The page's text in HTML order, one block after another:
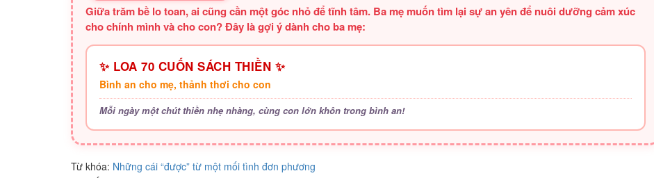
Giữa trăm bề lo toan, ai cũng cần một góc nhỏ để tĩnh tâm. Ba mẹ muốn tìm lại sự an yên để nuôi dưỡng cảm xúc
cho chính mình và cho con? Đây là gợi ý dành cho ba mẹ:
✨ LOA 70 CUỐN SÁCH THIỀN ✨
Bình an cho mẹ, thảnh thơi cho con
Mỗi ngày một chút thiền nhẹ nhàng, cùng con lớn khôn trong bình an!
Từ khóa: Những cái “được” từ một mối tình đơn phương